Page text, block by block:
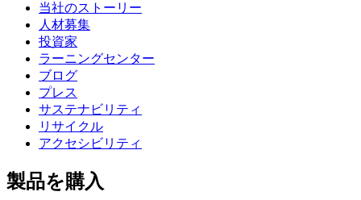
当社のストーリー
人材募集
投資家
ラーニングセンター
ブログ
プレス
サステナビリティ
リサイクル
アクセシビリティ
製品を購入